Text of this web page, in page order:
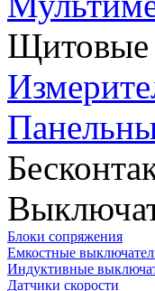
Щитовые
Блоки сопряжения
Емкостные
Индуктивные
Датчики скорости